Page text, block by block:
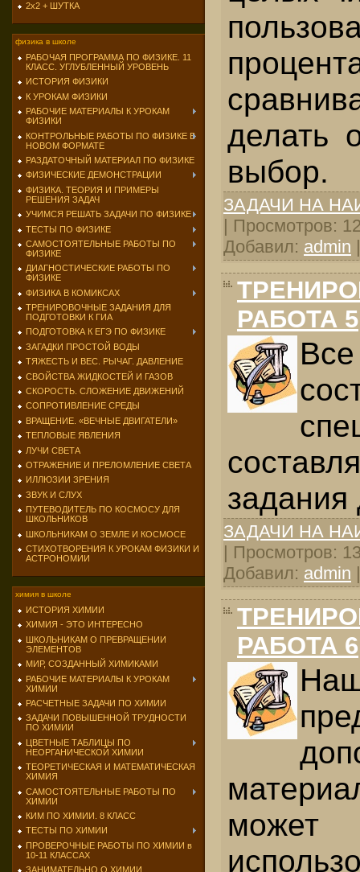
2х2 + ШУТКА
физика в школе
РАБОЧАЯ ПРОГРАММА ПО ФИЗИКЕ. 11
КЛАСС. УГЛУБЛЕННЫЙ УРОВЕНЬ
ИСТОРИЯ ФИЗИКИ
К УРОКАМ ФИЗИКИ
РАБОЧИЕ МАТЕРИАЛЫ К УРОКАМ
ФИЗИКИ
КОНТРОЛЬНЫЕ РАБОТЫ ПО ФИЗИКЕ В
НОВОМ ФОРМАТЕ
РАЗДАТОЧНЫЙ МАТЕРИАЛ ПО ФИЗИКЕ
ФИЗИЧЕСКИЕ ДЕМОНСТРАЦИИ
ФИЗИКА. ТЕОРИЯ И ПРИМЕРЫ
РЕШЕНИЯ ЗАДАЧ
УЧИМСЯ РЕШАТЬ ЗАДАЧИ ПО ФИЗИКЕ
ТЕСТЫ ПО ФИЗИКЕ
САМОСТОЯТЕЛЬНЫЕ РАБОТЫ ПО
ФИЗИКЕ
ДИАГНОСТИЧЕСКИЕ РАБОТЫ ПО
ФИЗИКЕ
ФИЗИКА В КОМИКСАХ
ТРЕНИРОВОЧНЫЕ ЗАДАНИЯ ДЛЯ
ПОДГОТОВКИ К ГИА
ПОДГОТОВКА К ЕГЭ ПО ФИЗИКЕ
ЗАГАДКИ ПРОСТОЙ ВОДЫ
ТЯЖЕСТЬ И ВЕС. РЫЧАГ. ДАВЛЕНИЕ
СВОЙСТВА ЖИДКОСТЕЙ И ГАЗОВ
СКОРОСТЬ. СЛОЖЕНИЕ ДВИЖЕНИЙ
СОПРОТИВЛЕНИЕ СРЕДЫ
ВРАЩЕНИЕ. «ВЕЧНЫЕ ДВИГАТЕЛИ»
ТЕПЛОВЫЕ ЯВЛЕНИЯ
ЛУЧИ СВЕТА
ОТРАЖЕНИЕ И ПРЕЛОМЛЕНИЕ СВЕТА
ИЛЛЮЗИИ ЗРЕНИЯ
ЗВУК И СЛУХ
ПУТЕВОДИТЕЛЬ ПО КОСМОСУ ДЛЯ
ШКОЛЬНИКОВ
ШКОЛЬНИКАМ О ЗЕМЛЕ И КОСМОСЕ
СТИХОТВОРЕНИЯ К УРОКАМ ФИЗИКИ И
АСТРОНОМИИ
химия в школе
ИСТОРИЯ ХИМИИ
ХИМИЯ - ЭТО ИНТЕРЕСНО
ШКОЛЬНИКАМ О ПРЕВРАЩЕНИИ
ЭЛЕМЕНТОВ
МИР, СОЗДАННЫЙ ХИМИКАМИ
РАБОЧИЕ МАТЕРИАЛЫ К УРОКАМ
ХИМИИ
РАСЧЕТНЫЕ ЗАДАЧИ ПО ХИМИИ
ЗАДАЧИ ПОВЫШЕННОЙ ТРУДНОСТИ
ПО ХИМИИ
ЦВЕТНЫЕ ТАБЛИЦЫ ПО
НЕОРГАНИЧЕСКОЙ ХИМИИ
ТЕОРЕТИЧЕСКАЯ И МАТЕМАТИЧЕСКАЯ
ХИМИЯ
САМОСТОЯТЕЛЬНЫЕ РАБОТЫ ПО
ХИМИИ
КИМ ПО ХИМИИ. 8 КЛАСС
ТЕСТЫ ПО ХИМИИ
ПРОВЕРОЧНЫЕ РАБОТЫ ПО ХИМИИ в
10-11 КЛАССАХ
ЗАНИМАТЕЛЬНО О ХИМИИ
делать
выбор.
ЗАДАЧИ НА
| Просмотров:
Добавил: admin
РАБОТА 5
ЗАДАЧИ НА
| Просмотров:
Добавил: admin
РАБОТА 6